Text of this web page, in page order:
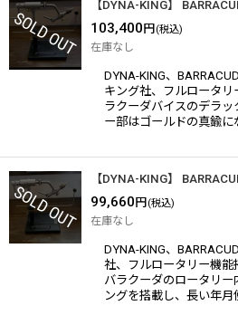
【DYNA-KING】
103,400 円 (税込)
在庫なし
DYNA-KING、
キング社、フルロータ
ラクーダバイスのデラッ
ー部はゴールドの真鍮に
【DYNA-KING】
99,660 円 (税込)
在庫なし
DYNA-KING、
社、フルロータリー機能
バラクーダのロータリー
ングを搭載し、長い年